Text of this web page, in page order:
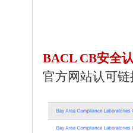
BACL CB安全
官方网站认可链